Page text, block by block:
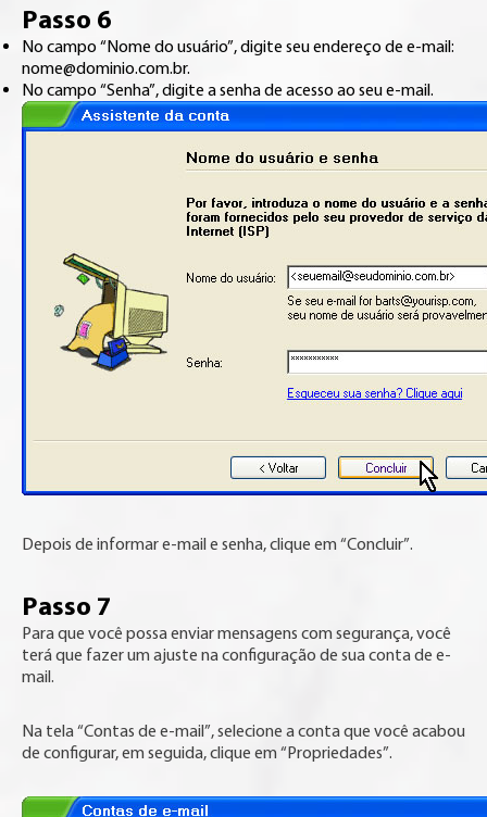
Passo 6
No campo “Nome do usuário”, digite seu endereço de e-mail:
nome@dominio.com.br.
No campo “Senha”, digite a senha de acesso ao seu e-mail.
Depois de informar e-mail e senha, clique em “Concluir”.
Passo 7
Para que você possa enviar mensagens com segurança, você
terá que fazer um ajuste na configuração de sua conta de e-
mail.
Na tela “Contas de e-mail”, selecione a conta que você acabou
de configurar, em seguida, clique em “Propriedades”.